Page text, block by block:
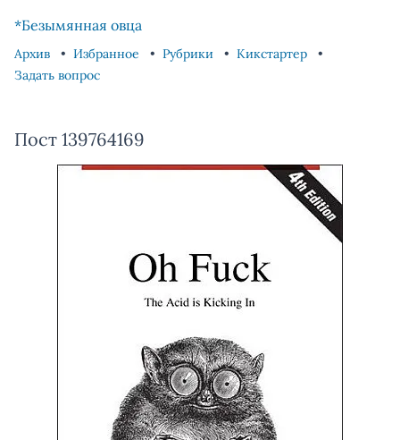
*Безымянная овца
Архив Избранное Рубрики
Кикстартер
Задать вопрос
Пост 139764169